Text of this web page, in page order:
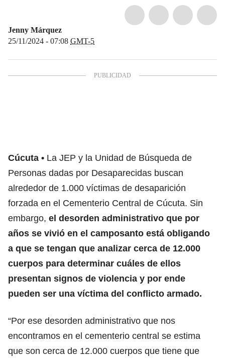
Jenny Márquez
25/11/2024 - 07:08 GMT-5
Cúcuta
La JEP y la Unidad de Búsqueda de
Personas dadas por Desaparecidas buscan
alrededor de 1.000 víctimas de desaparición
forzada en el Cementerio Central de Cúcuta. Sin
embargo, el desorden administrativo que por
años se vivió en el camposanto está obligando
a que se tengan que analizar cerca de 12.000
cuerpos para determinar cuáles de ellos
presentan signos de violencia y por ende
pueden ser una víctima del conflicto armado.
“Por ese desorden administrativo que nos
encontramos en el cementerio central se estima
que son cerca de 12.000 cuerpos que tiene que